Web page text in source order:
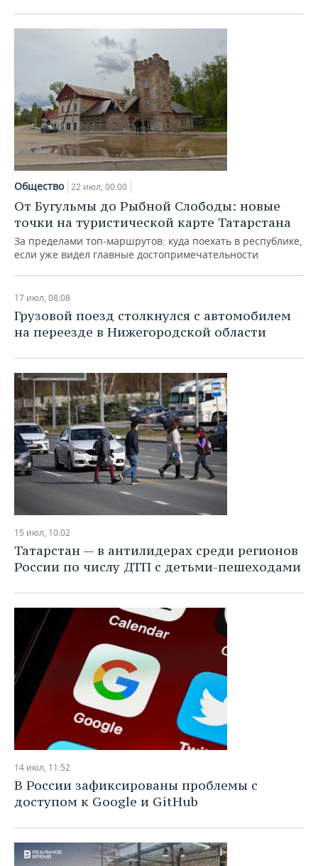
ЭНЕРГЕТИКА
УСЛУГИ
МЕДИА
ТЕЛЕКОММУНИКАЦИИ
ВЫЕЗДНАЯ РЕДАКЦИЯ
БИЗНЕС-БРАНЧИ
ONLINE-КОНФЕРЕНЦИИ
ОТКРЫТАЯ ЛЕКЦИЯ
НОВОСТИ СПОРТА
ХОККЕЙ
БАСКЕТБОЛ
ВОЛЕЙБОЛ
КИБЕРСПОРТ
ФИГУРНОЕ КАТАНИЕ
ВОДНЫЕ ВИДЫ СПОРТА
ХОККЕЙ С МЯЧОМ
ОБЩЕСТВО
НОВОСТИ ОБЩЕСТВА
ВЛАСТЬ
ИНФРАСТРУКТУРА
ИСТОРИЯ
КУЛЬТУРА
МЕДИЦИНА
ОБРАЗОВАНИЕ
ПРОИСШЕСТВИЯ
СЮЖЕТЫ
СПРАВОЧНИК
СПИСОК ПЕРСОН
СПИСОК КОМПАНИЙ
ПОЛНАЯ ВЕРСИЯ
Общество 22 июл, 00:00
От Бугульмы до Рыбной Слободы: новые
точки на туристической карте Татарстана
За пределами топ‑маршрутов: куда поехать в республике,
если уже видел главные достопримечательности
17 июл, 08:08
Грузовой поезд столкнулся с автомобилем
на переезде в Нижегородской области
15 июл, 10:02
Татарстан — в антилидерах среди регионов
России по числу ДТП с детьми-пешеходами
14 июл, 11:52
В России зафиксированы проблемы с
доступом к Google и GitHub